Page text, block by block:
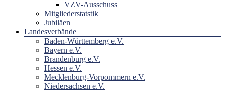
VZV-Ausschuss
Mitgliederstatstik
Jubiläen
Landesverbände
Baden-Württemberg e.V.
Bayern e.V.
Brandenburg e.V.
Hessen e.V.
Mecklenburg-Vorpommern e.V.
Niedersachsen e.V.